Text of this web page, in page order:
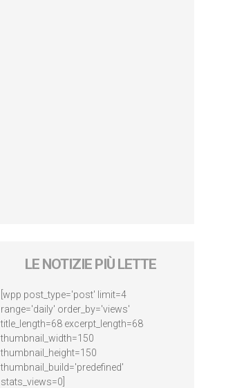
LE NOTIZIE PIÙ LETTE
[wpp post_type='post' limit=4
range='daily' order_by='views'
title_length=68 excerpt_length=68
thumbnail_width=150
thumbnail_height=150
thumbnail_build='predefined'
stats_views=0]